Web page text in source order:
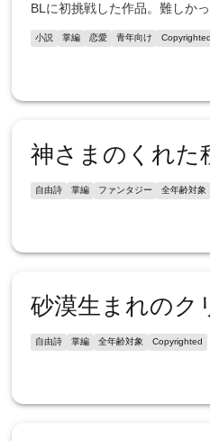
BLに初挑戦した作品。難しかっ
小説 掌編 恋愛 青年向け Copyrighted
神さまのくれた
自由詩 掌編 ファンタジー 全年齢対象
砂漠生まれのク
自由詩 掌編 全年齢対象 Copyrighted